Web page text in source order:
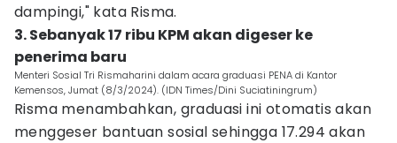
dampingi," kata Risma.
3. Sebanyak 17 ribu KPM akan digeser ke
penerima baru
Menteri Sosial Tri Rismaharini dalam acara graduasi PENA di Kantor
Kemensos, Jumat (8/3/2024). (IDN Times/Dini Suciatiningrum)
Risma menambahkan, graduasi ini otomatis akan
menggeser bantuan sosial sehingga 17.294 akan